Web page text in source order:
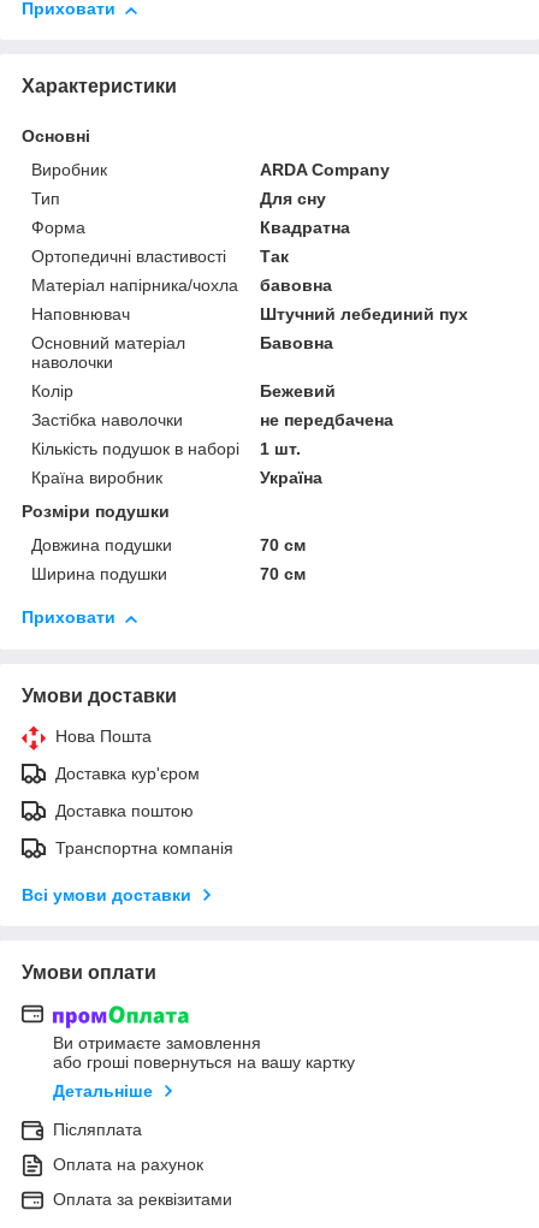
Приховати
Характеристики
Основні
Виробник
ARDA Company
Тип
Для сну
Форма
Квадратна
Ортопедичні властивості
Так
Матеріал напірника/чохла
бавовна
Наповнювач
Штучний лебединий пух
Основний матеріал
наволочки
Бавовна
Колір
Бежевий
Застібка наволочки
не передбачена
Кількість подушок в наборі
1 шт.
Країна виробник
Україна
Розміри подушки
Довжина подушки
70 см
Ширина подушки
70 см
Приховати
Умови доставки
Нова Пошта
Доставка кур'єром
Доставка поштою
Транспортна компанія
Всі умови доставки
Умови оплати
Ви отримаєте замовлення
або гроші повернуться на вашу картку
Детальніше
Післяплата
Оплата на рахунок
Оплата за реквізитами